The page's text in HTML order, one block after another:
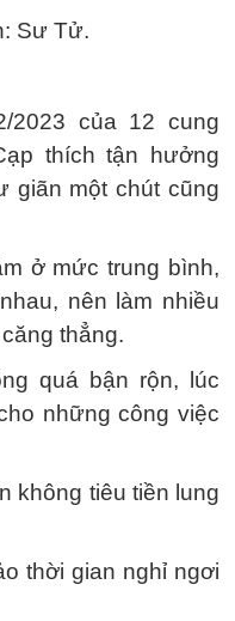
Sư Tử.
2023 của 12 cung
thích tận hưởng
giãn một chút cũng
ở mức trung bình,
nên làm nhiều
thẳng.
quá bận rộn, lúc
những công việc
không tiêu tiền lung
thời gian nghỉ ngơi